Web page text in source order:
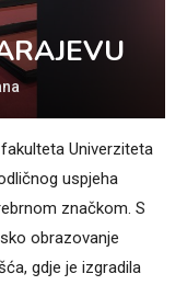
Univerziteta
uspjeha
značkom. S
obrazovanje
gdje je izgradila